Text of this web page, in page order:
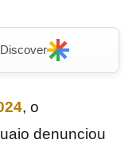
, o
denunciou